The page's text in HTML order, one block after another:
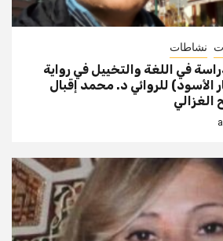
نشاطات
في اللغة والتخييل في رواية
الأسود) للروائي د. محمد إقبال
الغزالي